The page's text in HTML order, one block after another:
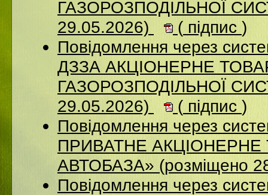
ГАЗОРОЗПОДІЛЬНОЇ
29.05.2026)
( підпис )
Повідомлення через
ДЗЗА АКЦІОНЕРНЕ
ГАЗОРОЗПОДІЛЬНОЇ
29.05.2026)
( підпис )
Повідомлення через
ПРИВАТНЕ
АВТОБАЗА» (розміщено
Повідомлення через